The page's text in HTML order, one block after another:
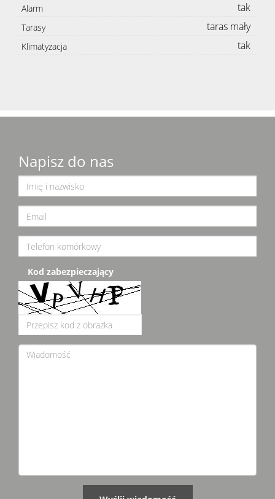
Alarm tak
Tarasy taras mały
Klimatyzacja tak
Napisz do nas
Kod zabezpieczający